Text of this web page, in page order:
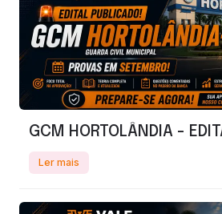
GCM HORTOLÂNDIA -
Ler mais